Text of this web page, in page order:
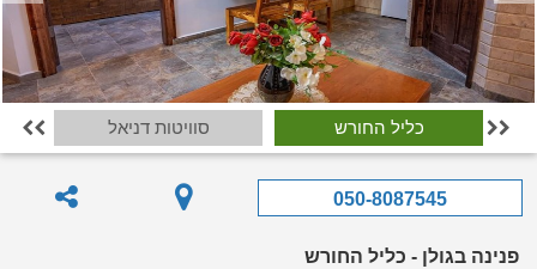
כליל החורש סוויטות דניאל 

050-8087545
פנינה בגולן - כליל החורש